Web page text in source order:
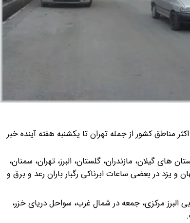
مناطق کشور از جمله تهران تا یکشنبه هفته آینده خبر
گیلان، مازندران، گلستان، البرز، تهران، سمنان،
یزد در بعضی ساعات ابرناکی رگبار باران رعد و برق و
مرکزی، جمعه در شمال غرب، سواحل دریای خزر،